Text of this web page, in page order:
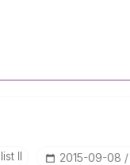
II ‎2015-09-08